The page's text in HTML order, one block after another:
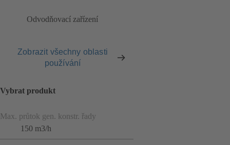
Odvodňovací zařízení
Zobrazit všechny oblasti
používání
Vybrat produkt
Max. průtok gen. konstr. řady
150 m3/h